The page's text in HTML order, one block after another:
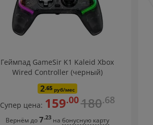
Геймпад GameSir K1 Kaleid Xbox
Wired Controller (черный)
2.65руб/мес
Супер цена: 159.00180.68
Вернём до7.23 на бонусную карту